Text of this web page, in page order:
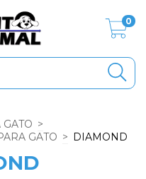
0
GATO >
GATO > DIAMOND